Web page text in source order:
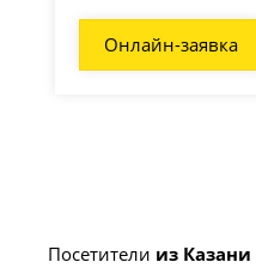
Онлайн-заявка
Посетители из Казани